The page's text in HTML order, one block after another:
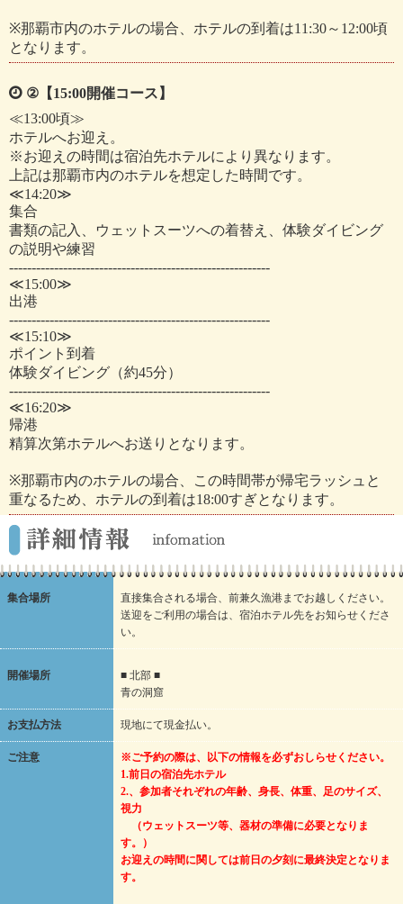
※那覇市内のホテルの場合、ホテルの到着は11:30～12:00頃
となります。
②【15:00開催コース】
≪13:00頃≫
ホテルへお迎え。
※お迎えの時間は宿泊先ホテルにより異なります。
上記は那覇市内のホテルを想定した時間です。
≪14:20≫
集合
書類の記入、ウェットスーツへの着替え、体験ダイビング
の説明や練習
----------------------------------------------------------
≪15:00≫
出港
----------------------------------------------------------
≪15:10≫
ポイント到着
体験ダイビング（約45分）
----------------------------------------------------------
≪16:20≫
帰港
精算次第ホテルへお送りとなります。
※那覇市内のホテルの場合、この時間帯が帰宅ラッシュと
重なるため、ホテルの到着は18:00すぎとなります。
集合場所
直接集合される場合、前兼久漁港までお越しください。
送迎をご利用の場合は、宿泊ホテル先をお知らせくださ
い。
開催場所
■ 北部 ■
青の洞窟
お支払方法 現地にて現金払い。
ご注意
※ご予約の際は、以下の情報を必ずおしらせください。
1.前日の宿泊先ホテル
2.、参加者それぞれの年齢、身長、体重、足のサイズ、
視力
（ウェットスーツ等、器材の準備に必要となりま
す。）
お迎えの時間に関しては前日の夕刻に最終決定となりま
す。